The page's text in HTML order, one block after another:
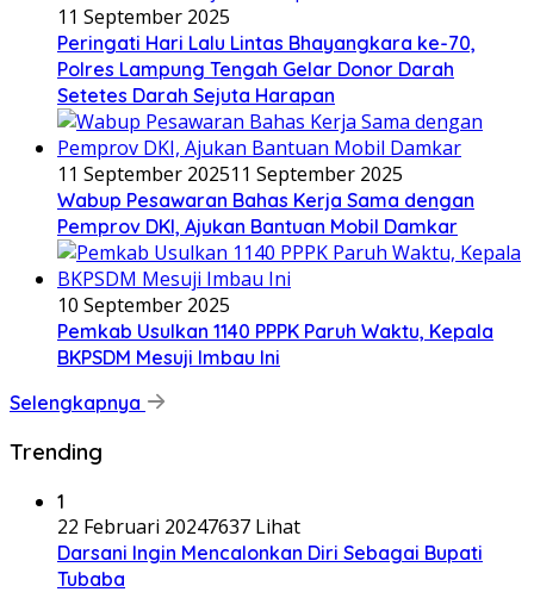
11 September 2025
Peringati Hari Lalu Lintas Bhayangkara ke-70,
Polres Lampung Tengah Gelar Donor Darah
Setetes Darah Sejuta Harapan
11 September 202511 September 2025
Wabup Pesawaran Bahas Kerja Sama dengan
Pemprov DKI, Ajukan Bantuan Mobil Damkar
10 September 2025
Pemkab Usulkan 1140 PPPK Paruh Waktu, Kepala
BKPSDM Mesuji Imbau Ini
Selengkapnya
Trending
1
22 Februari 20247637 Lihat
Darsani Ingin Mencalonkan Diri Sebagai Bupati
Tubaba